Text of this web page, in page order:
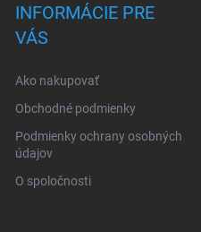
INFORMÁCIE PRE
VÁS
Ako nakupovať
Obchodné podmienky
Podmienky ochrany osobných
údajov
O spoločnosti